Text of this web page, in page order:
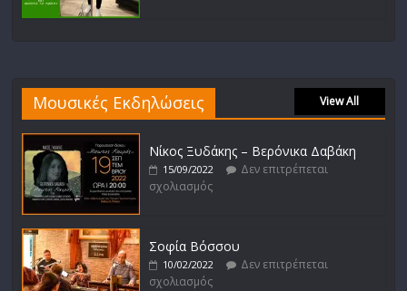
Μουσικές Εκδηλώσεις View All
Νίκος Ξυδάκης – Βερόνικα Δαβάκη
15/09/2022
Δεν επιτρέπεται
σχολιασμός
Σοφία Βόσσου
10/02/2022
Δεν επιτρέπεται
σχολιασμός